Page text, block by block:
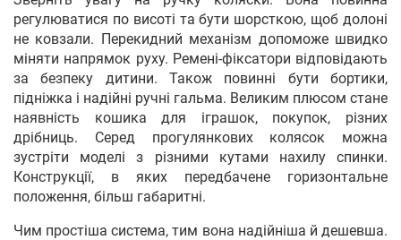
регулюватися по висоті та бути шорсткою, щоб долоні
не ковзали. Перекидний механізм допоможе швидко
міняти напрямок руху. Ремені-фіксатори відповідають
за безпеку дитини. Також повинні бути бортики,
підніжка і надійні ручні гальма. Великим плюсом стане
наявність кошика для іграшок, покупок, різних
дрібниць. Серед прогулянкових колясок можна
зустріти моделі з різними кутами нахилу спинки.
Конструкції, в яких передбачене горизонтальне
положення, більш габаритні.
Чим простіша система, тим вона надійніша й дешевша.